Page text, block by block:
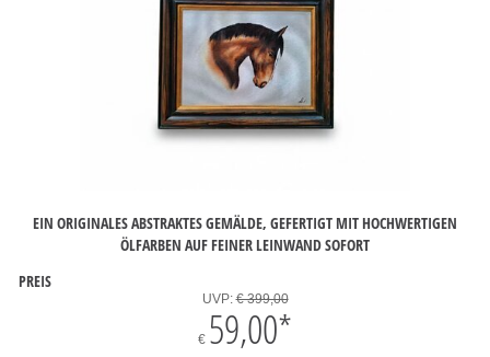
EIN ORIGINALES ABSTRAKTES GEMÄLDE, GEFERTIGT MIT HOCHWERTIGEN
ÖLFARBEN AUF FEINER LEINWAND SOFORT
PREIS
UVP:€ 399,00
€ 59,00*